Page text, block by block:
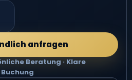
anfragen
Beratung · Klare
2 groß ansehen